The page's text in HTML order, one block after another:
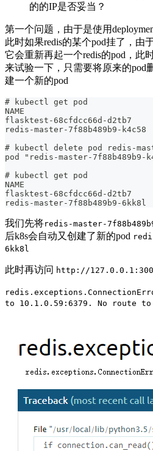
的的IP是否妥当？
第一个问题，由于是使用
此时如果redis的某个pod挂了，由
它会重新再起一个redis的pod，此
来试验一下，只需要将原来的pod
建一个新的pod
# kubectl get pod
NAME
flasktest-68cfdcc66d-d2tb7
redis-master-7f88b489b9-
# kubectl delete pod redis-
pod "redis-master-7f88b489b9-
# kubectl get pod
NAME
flasktest-68cfdcc66d-d2tb7
redis-master-7f88b489b9-
我们先将redis-master-
后k8s会自动又创建了新的pod
6kk8l
此时再访问 http://
to 10.1.0.59:6379. No route